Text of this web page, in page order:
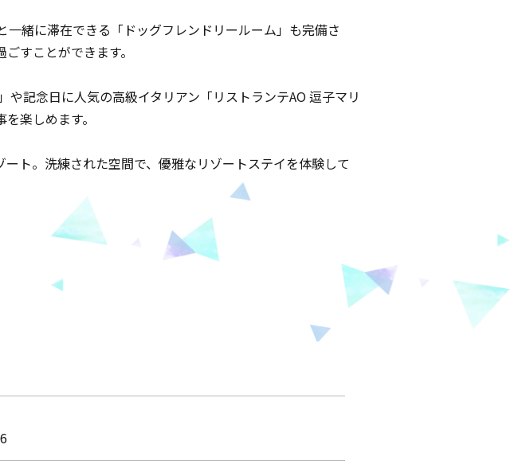
緒に滞在できる「ドッグフレンドリールーム」も完備さ
すことができます。
記念日に人気の高級イタリアン「リストランテAO 逗子マリ
楽しめます。
ト。洗練された空間で、優雅なリゾートステイを体験して